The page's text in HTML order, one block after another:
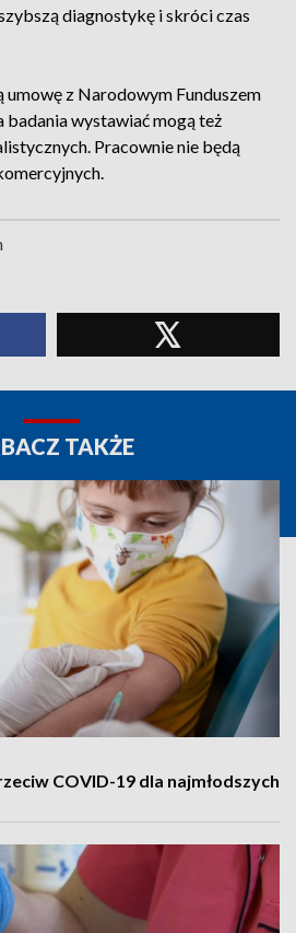
diagnostykę i skróci czas
umowę z Narodowym Funduszem
badania wystawiać mogą też
Pracownie nie będą
TAKŻE
COVID-19 dla najmłodszych